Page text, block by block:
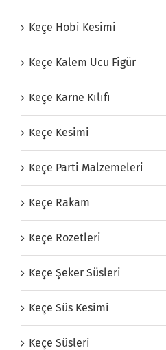
Keçe Hobi Kesimi
Keçe Kalem Ucu Figür
Keçe Karne Kılıfı
Keçe Kesimi
Keçe Parti Malzemeleri
Keçe Rakam
Keçe Rozetleri
Keçe Şeker Süsleri
Keçe Süs Kesimi
Keçe Süsleri